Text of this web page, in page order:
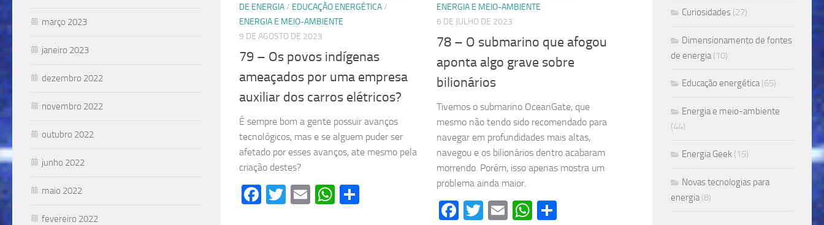
DE ENERGIA/ EDUCAÇÃO ENERGÉTICA/
ENERGIA E MEIO-AMBIENTE
9 DE AGOSTO DE 2023
79 – Os povos indígenas
ameaçados por uma empresa
auxiliar dos carros elétricos?
É sempre bom a gente possuir avanços
tecnológicos, mas e se alguem puder ser
afetado por esses avanços, ate mesmo pela
criação destes?
Facebook
Twitter
EmailWhatsApp
ENERGIA E MEIO-AMBIENTE
6 DE JULHO DE 2023
78 – O submarino que afogou
aponta algo grave sobre
bilionários
Tivemos o submarino OceanGate, que
mesmo não tendo sido recomendado para
navegar em profundidades mais altas,
navegou e os bilionários dentro acabaram
morrendo. Porém, isso apenas mostra um
problema ainda maior.
Facebook
Twitter
EmailWhatsApp
março 2023
janeiro 2023
dezembro 2022
novembro 2022
outubro 2022
junho 2022
maio 2022
fevereiro 2022
Curiosidades (27)
Dimensionamento de fontes
de energia (10)
Educação energética (65)
Energia e meio-ambiente
(44)
Energia Geek (15)
Novas tecnologias para
energia (8)